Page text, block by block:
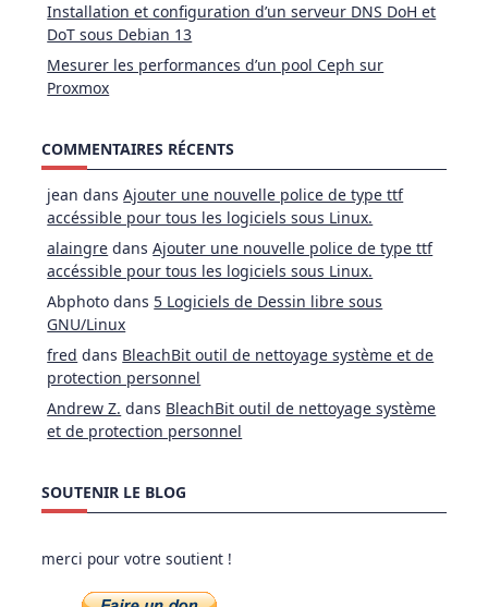
Installation et configuration d’un serveur DNS DoH et
DoT sous Debian 13
Mesurer les performances d’un pool Ceph sur
Proxmox
COMMENTAIRES RÉCENTS
jean dansAjouter une nouvelle police de type ttf
accéssible pour tous les logiciels sous Linux.
alaingre dansAjouter une nouvelle police de type ttf
accéssible pour tous les logiciels sous Linux.
Abphoto dans 5 Logiciels de Dessin libre sous
GNU/Linux
fred dans BleachBit outil de nettoyage système et de
protection personnel
Andrew Z. dans BleachBit outil de nettoyage système
et de protection personnel
SOUTENIR LE BLOG
merci pour votre soutient !